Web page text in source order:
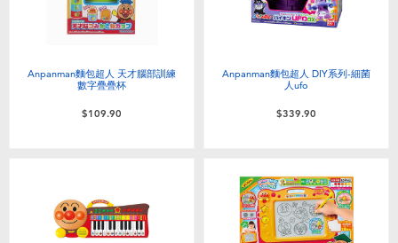
Anpanman麵包超人 天才腦部訓練
數字疊疊杯
$109.90
Anpanman麵包超人 DIY系列-細菌
人ufo
$339.90